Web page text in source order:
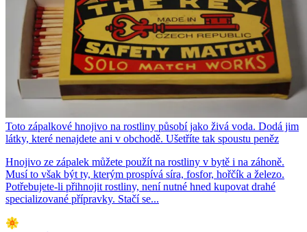
Toto zápalkové hnojivo na rostliny působí jako živá voda. Dodá jim
látky, které nenajdete ani v obchodě. Ušetříte tak spoustu peněz
Hnojivo ze zápalek můžete použít na rostliny v bytě i na záhoně.
Musí to však být ty, kterým prospívá síra, fosfor, hořčík a železo.
Potřebujete-li přihnojit rostliny, není nutné hned kupovat drahé
specializované přípravky. Stačí se...